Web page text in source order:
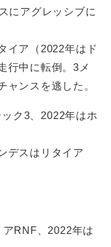
にアグレッシブに
イア（2022年はド
行中に転倒。3メ
ャンスを逃した。
ク3、2022年はホ
デスはリタイア
RNF、2022年は